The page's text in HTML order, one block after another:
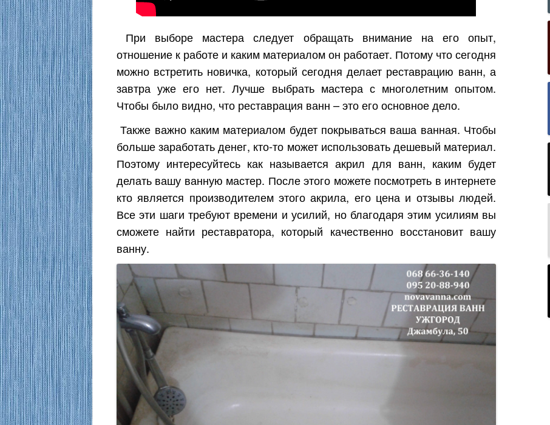
При выборе мастера следует обращать внимание на его опыт,
отношение к работе и каким материалом он работает. Потому что сегодня
можно встретить новичка, который сегодня делает реставрацию ванн, а
завтра уже его нет. Лучше выбрать мастера с многолетним опытом.
Чтобы было видно, что реставрация ванн – это его основное дело.
Также важно каким материалом будет покрываться ваша ванная. Чтобы
больше заработать денег, кто-то может использовать дешевый материал.
Поэтому интересуйтесь как называется акрил для ванн, каким будет
делать вашу ванную мастер. После этого можете посмотреть в интернете
кто является производителем этого акрила, его цена и отзывы людей.
Все эти шаги требуют времени и усилий, но благодаря этим усилиям вы
сможете найти реставратора, который качественно восстановит вашу
ванну.